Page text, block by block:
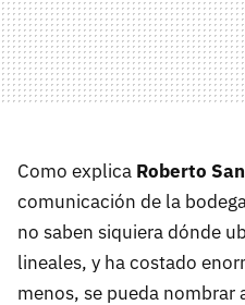
Como explica Roberto
comunicación de la
no saben siquiera dónde
lineales, y ha costado
menos, se pueda